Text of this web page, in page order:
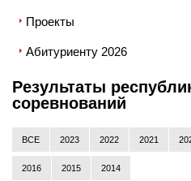
Проекты
Абитуриенту 2026
Результаты
соревнований
ВСЕ 2023 2022 2021
2016 2015 2014